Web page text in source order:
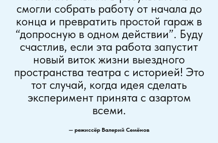
смогли собрать работу от начала до
конца и превратить простой гараж в
“допросную в одном действии”. Буду
счастлив, если эта работа запустит
новый виток жизни выездного
пространства театра с историей! Это
тот случай, когда идея сделать
эксперимент принята с азартом
всеми.
— режиссёр Валерий Семёнов